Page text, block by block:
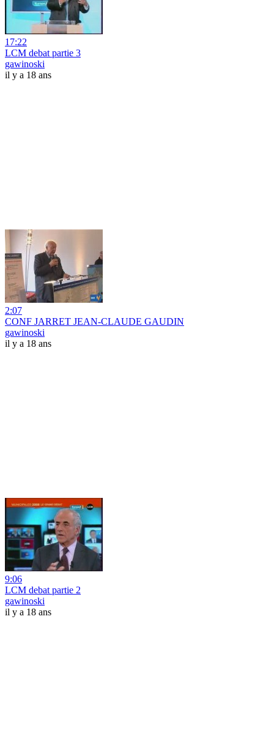
17:22
LCM debat partie 3
gawinoski
il y a 18 ans
2:07
CONF JARRET JEAN-CLAUDE GAUDIN
gawinoski
il y a 18 ans
9:06
LCM debat partie 2
gawinoski
il y a 18 ans